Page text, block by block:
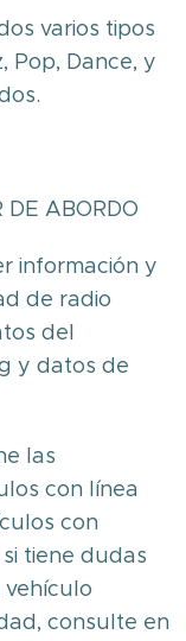
varios tipos
Pop, Dance, y
DE ABORDO
información y
de radio
del
y datos de
las
con línea
con
tiene dudas
consulte en